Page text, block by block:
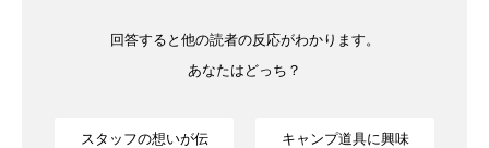
回答すると他の読者の反応がわかります。
あなたはどっち？
スタッフの想いが伝
キャンプ道具に興味